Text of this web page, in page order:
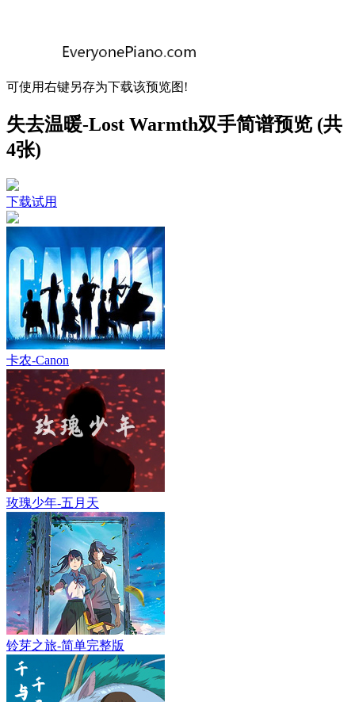
可使用右键另存为下载该预览图!
失去温暖-Lost Warmth双手简谱预览 (共
4张)
下载试用
卡农-Canon
玫瑰少年-五月天
铃芽之旅-简单完整版